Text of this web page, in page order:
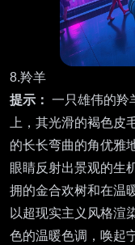
8.羚羊
提示： 一只雄伟的羚
上，其光滑的褐色皮
的长长弯曲的角优雅
眼睛反射出景观的生
拥的金合欢树和在温
以超现实主义风格渲
色的温暖色调，唤起